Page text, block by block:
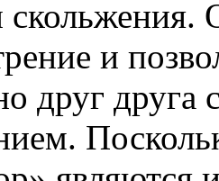
и
друг